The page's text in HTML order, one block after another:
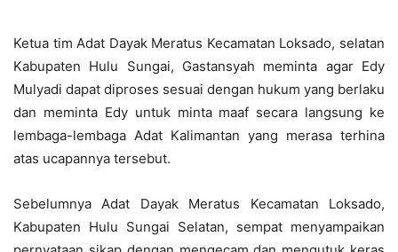
Ketua tim Adat Dayak Meratus Kecamatan Loksado, selatan
Kabupaten Hulu Sungai, Gastansyah meminta agar Edy
Mulyadi dapat diproses sesuai dengan hukum yang berlaku
dan meminta Edy untuk minta maaf secara langsung ke
lembaga-lembaga Adat Kalimantan yang merasa terhina
atas ucapannya tersebut.
Sebelumnya Adat Dayak Meratus Kecamatan Loksado,
Kabupaten Hulu Sungai Selatan, sempat menyampaikan